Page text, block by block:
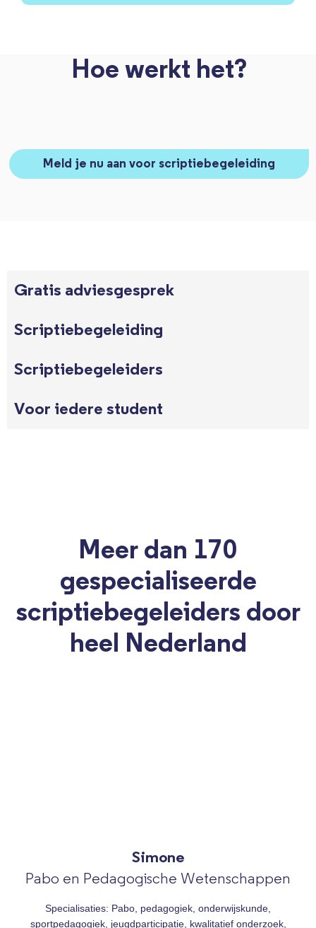
Hoe werkt het?
Meld je nu aan voor scriptiebegeleiding
Gratis adviesgesprek
Scriptiebegeleiding
Scriptiebegeleiders
Voor iedere student
Meer dan 170
gespecialiseerde
scriptiebegeleiders door
heel Nederland
Simone
Pabo en Pedagogische Wetenschappen
Specialisaties: Pabo, pedagogiek, onderwijskunde,
sportpedagogiek, jeugdparticipatie, kwalitatief onderzoek,